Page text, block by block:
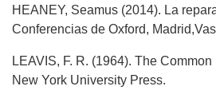
HEANEY, Seamus (2014). La
Conferencias de Oxford,
LEAVIS, F. R. (1964). The
New York University Press.